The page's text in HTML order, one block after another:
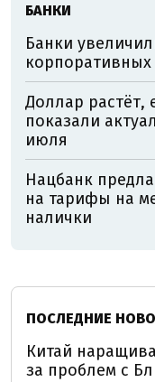
БАНКИ
Банки
Доллар растёт,
показали
июля
Нацбанк
на тарифы на
налички
ПОСЛЕДНИЕ
Китай
за проблем с